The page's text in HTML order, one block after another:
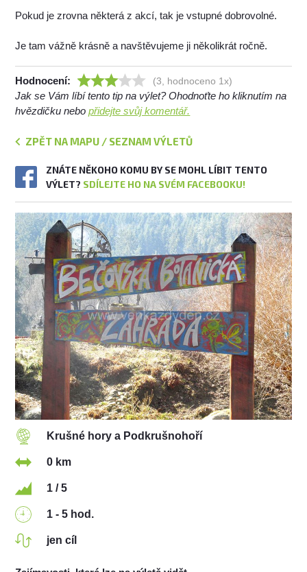
Pokud je zrovna některá z akcí, tak je vstupné dobrovolné.
Je tam vážně krásně a navštěvujeme ji několikrát ročně.
Hodnocení: (3, hodnoceno 1x)
Jak se Vám líbí tento tip na výlet? Ohodnoťte ho kliknutím na
hvězdičku nebopřidejte svůj komentář.
ZPĚT NA MAPU / SEZNAM VÝLETŮ
ZNÁTE NĚKOHO KOMU BY SE MOHL LÍBIT TENTO
VÝLET? SDÍLEJTE HO NA SVÉM FACEBOOKU!
Krušné hory a Podkrušnohoří
0 km
1 / 5
1 - 5 hod.
jen cíl